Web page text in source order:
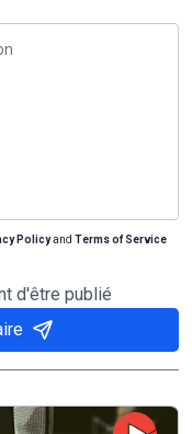
Policyand Terms of Service
d'être publié